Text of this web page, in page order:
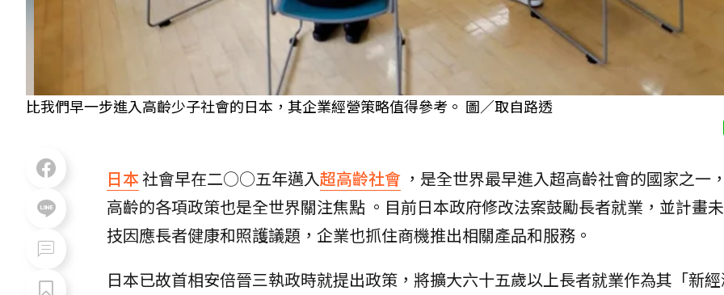
比我們早一步進入高齡少子社會的日本，其企業經營策略值得參考。 圖／取自路透
日本社會早在二○○五年邁入超高齡社會 ，是全世界最早進入超高齡社會的國家之一
高齡的各項政策也是全世界關注焦點 。目前日本政府修改法案鼓勵長者就業，並計畫
技因應長者健康和照護議題，企業也抓住商機推出相關產品和服務。
日本已故首相安倍晉三執政時就提出政策，將擴大六十五歲以上長者就業作為其「新